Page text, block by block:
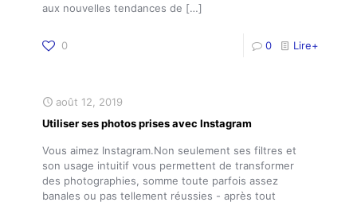
aux nouvelles tendances de […]
0 0 Lire+
août 12, 2019
Utiliser ses photos prises avec Instagram
Vous aimez Instagram.Non seulement ses filtres et
son usage intuitif vous permettent de transformer
des photographies, somme toute parfois assez
banales ou pas tellement réussies - après tout